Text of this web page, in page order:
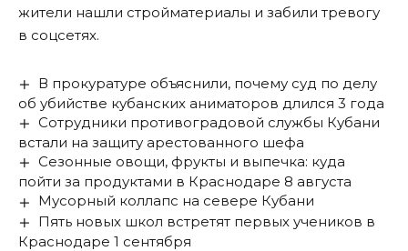
жители нашли стройматериалы и забили тревогу
в соцсетях.
В прокуратуре объяснили, почему суд по делу
об убийстве кубанских аниматоров длился 3 года
Сотрудники противоградовой службы Кубани
встали на защиту арестованного шефа
Сезонные овощи, фрукты и выпечка: куда
пойти за продуктами в Краснодаре 8 августа
Мусорный коллапс на севере Кубани
Пять новых школ встретят первых учеников в
Краснодаре 1 сентября